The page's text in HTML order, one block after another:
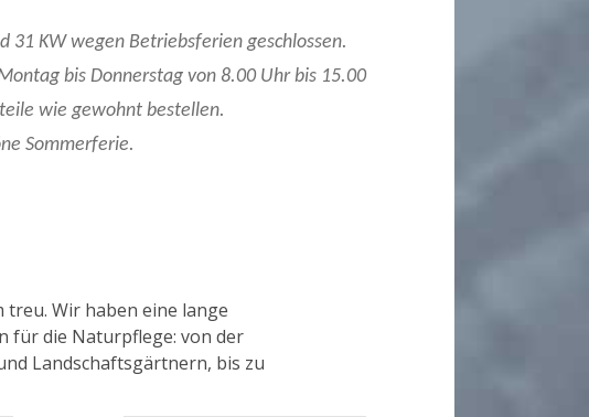
31 KW wegen Betriebsferien geschlossen.
bis Donnerstag von 8.00 Uhr bis 15.00
wie gewohnt bestellen.
Sommerferie.
Wir haben eine lange
für die Naturpflege: von der
Landschaftsgärtnern, bis zu